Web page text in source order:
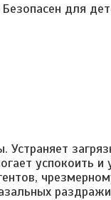
для
Устраняет
успокоить и